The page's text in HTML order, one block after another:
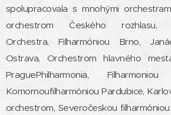
spolupracovala s mnohými
orchestrom Českého rozhlasu,
Orchestra, Filharmóniou Brno,
Ostrava, Orchestrom hlavného
PraguePhilharmonia,
Komornoufilharmóniou Pardubice,
orchestrom, Severočeskou